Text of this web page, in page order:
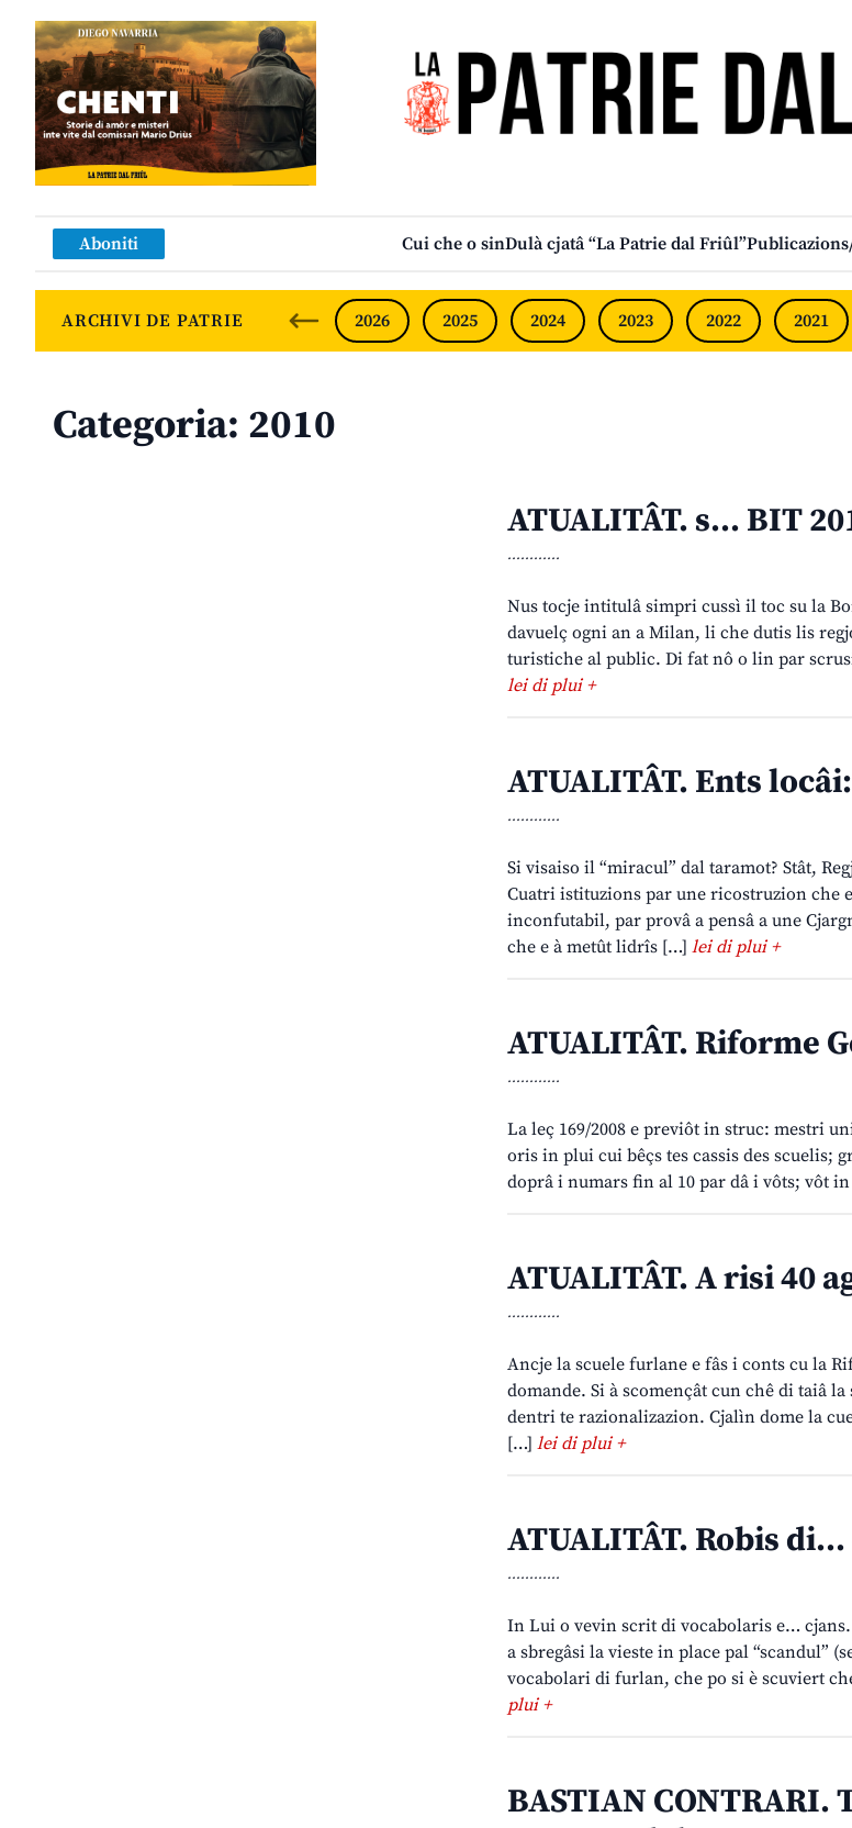
Aboniti Cui che o sinDulà cjatâ “La Patrie dal Friûl”
ARCHIVI DE PATRIE 2026 2025 2024 2023 2022 2021
Categoria: 2010
ATUALITÂT. s… BIT
............
Nus tocje intitulâ simpri cussì il toc su la
davuelç ogni an a Milan, li che dutis lis
turistiche al public. Di fat nô o lin par
lei di plui +
ATUALITÂT. Ents
............
Si visaiso il “miracul” dal taramot? Stât,
Cuatri istituzions par une ricostruzion che
inconfutabil, par provâ a pensâ a une
che e à metût lidrîs […] lei di plui +
ATUALITÂT. Riforme
............
La leç 169/2008 e previôt in struc: mestri
oris in plui cui bêçs tes cassis des scuelis;
doprâ i numars fin al 10 par dâ i vôts; vôt
ATUALITÂT. A risi 40
............
Ancje la scuele furlane e fâs i conts cu la
domande. Si à scomençât cun chê di taiâ
dentri te razionalizazion. Cjalìn dome la
[…] lei di plui +
ATUALITÂT. Robis
............
In Lui o vevin scrit di vocabolaris e…
a sbregâsi la vieste in place pal “scandul”
vocabolari di furlan, che po si è scuviert
plui +
BASTIAN